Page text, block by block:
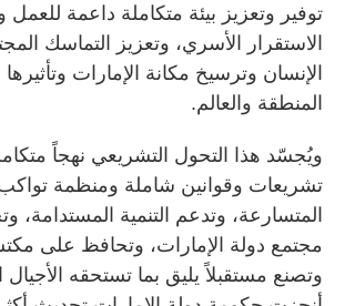
توفير وتعزيز بيئة متكاملة داعمة للعمل
الاستقرار الأسري، وتعزيز التماسك
الإنسان وترسيخ مكانة الإمارات
المنطقة والعالم.
ويُجسّد هذا التحول التشريعي نهجاً
تشريعات وقوانين شاملة ومنظمة تواكب
المتسارعة، وتدعم التنمية المستدامة،
مجتمع دولة الإمارات، وتحافظ على
وتصنع مستقبلاً يليق بما تستحقه